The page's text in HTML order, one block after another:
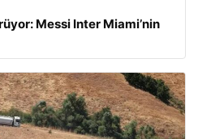
Messi Inter Miami’nin